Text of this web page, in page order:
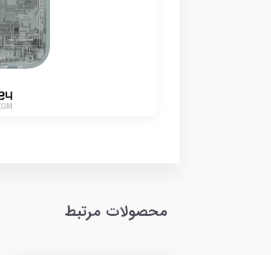
محصولات مرتبط